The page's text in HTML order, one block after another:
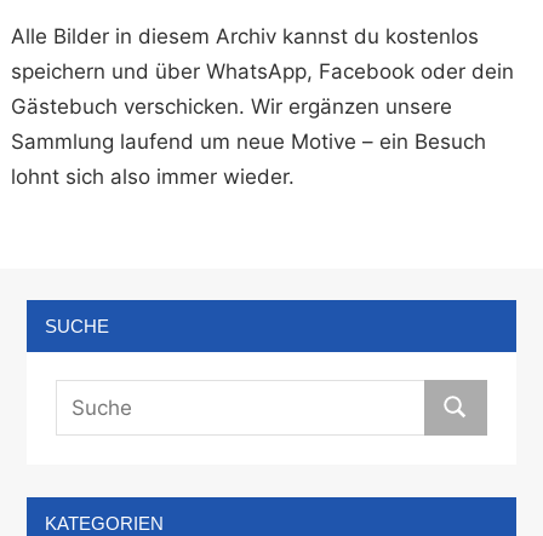
Alle Bilder in diesem Archiv kannst du kostenlos
speichern und über WhatsApp, Facebook oder dein
Gästebuch verschicken. Wir ergänzen unsere
Sammlung laufend um neue Motive – ein Besuch
lohnt sich also immer wieder.
SUCHE
KATEGORIEN